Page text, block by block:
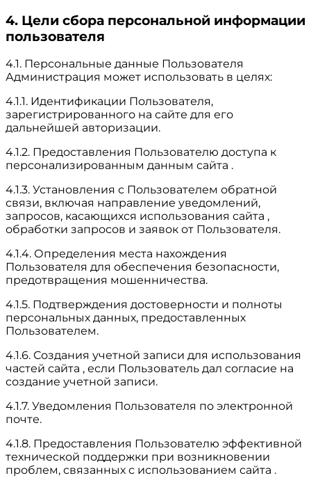
4. Цели сбора персональной информации
пользователя
4.1. Персональные данные Пользователя
Администрация может использовать в целях:
4.1.1. Идентификации Пользователя,
зарегистрированного на сайте для его
дальнейшей авторизации.
4.1.2. Предоставления Пользователю доступа к
персонализированным данным сайта .
4.1.3. Установления с Пользователем обратной
связи, включая направление уведомлений,
запросов, касающихся использования сайта ,
обработки запросов и заявок от Пользователя.
4.1.4. Определения места нахождения
Пользователя для обеспечения безопасности,
предотвращения мошенничества.
4.1.5. Подтверждения достоверности и полноты
персональных данных, предоставленных
Пользователем.
4.1.6. Создания учетной записи для использования
частей сайта , если Пользователь дал согласие на
создание учетной записи.
4.1.7. Уведомления Пользователя по электронной
почте.
4.1.8. Предоставления Пользователю эффективной
технической поддержки при возникновении
проблем, связанных с использованием сайта .